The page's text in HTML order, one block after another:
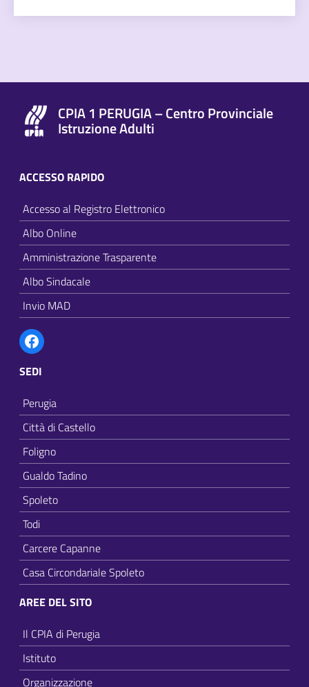
CPIA 1 PERUGIA – Centro Provinciale
Istruzione Adulti
ACCESSO RAPIDO
Accesso al Registro Elettronico
Albo Online
Amministrazione Trasparente
Albo Sindacale
Invio MAD
Facebook
SEDI
Perugia
Città di Castello
Foligno
Gualdo Tadino
Spoleto
Todi
Carcere Capanne
Casa Circondariale Spoleto
AREE DEL SITO
Il CPIA di Perugia
Istituto
Organizzazione